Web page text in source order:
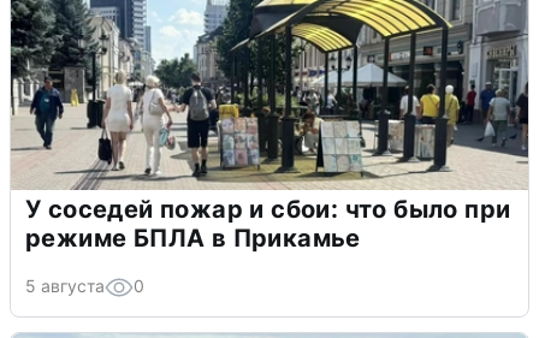
У соседей пожар и сбои: что было при
режиме БПЛА в Прикамье
5 августа 0